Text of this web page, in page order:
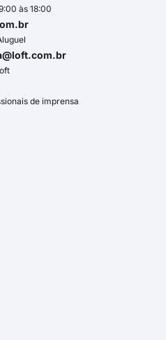
às 18:00
de imprensa